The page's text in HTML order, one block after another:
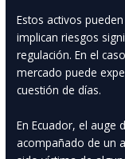
Estos activos
implican riesgos
regulación. En el
mercado puede
cuestión de días.
En Ecuador, el auge
acompañado de un